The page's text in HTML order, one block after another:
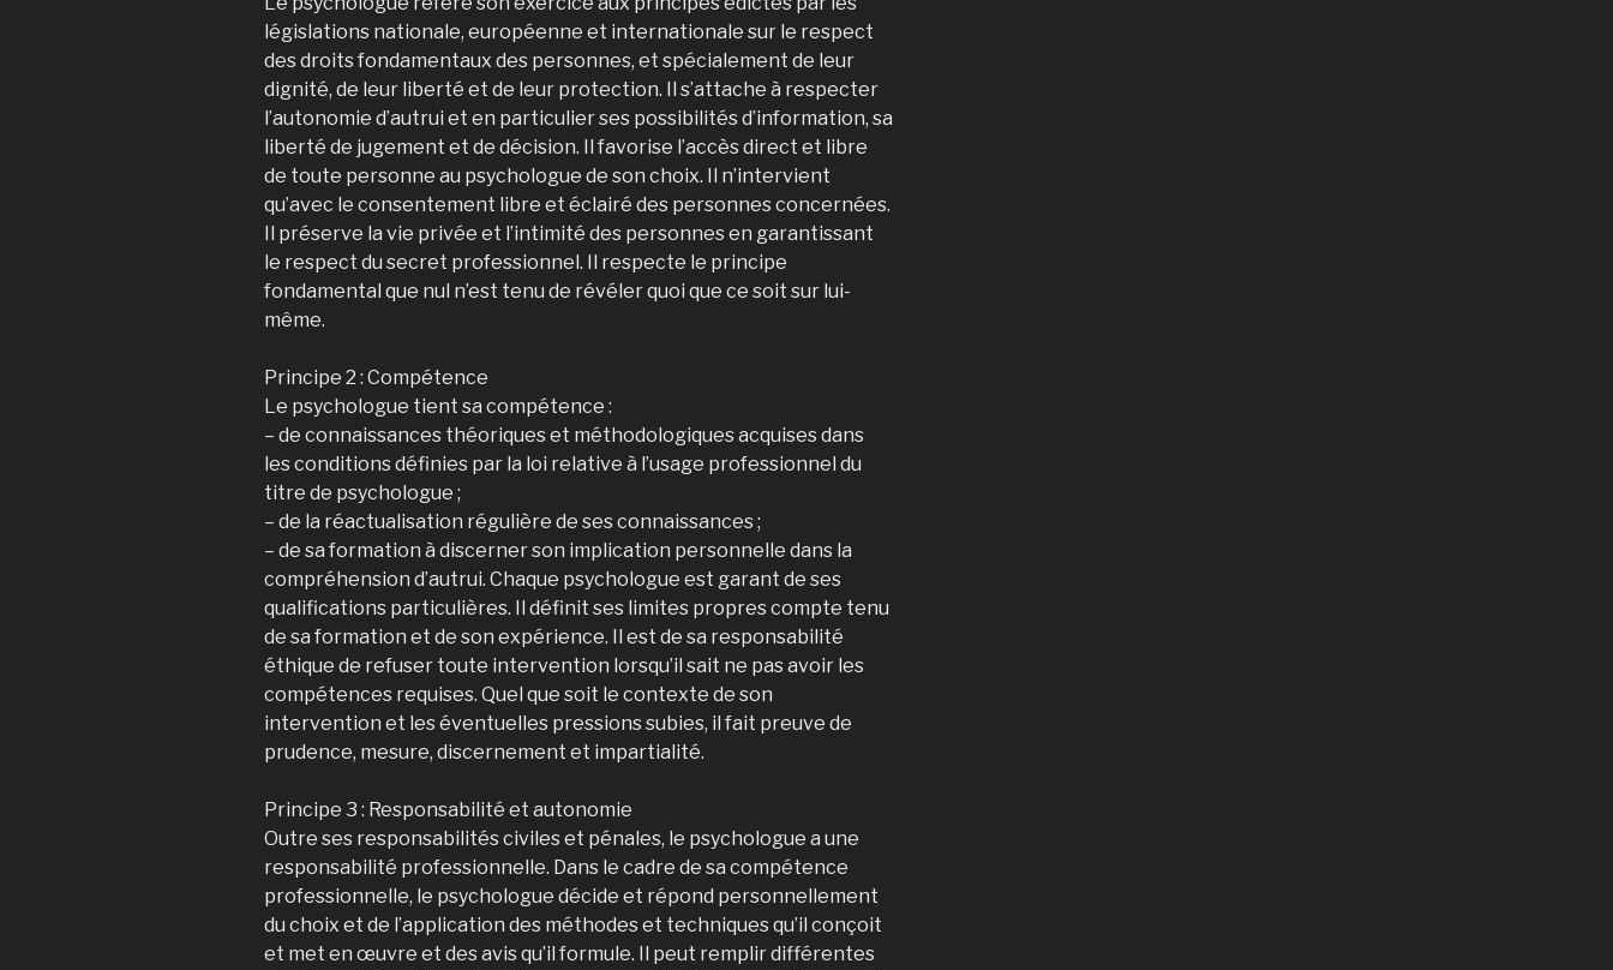
législations nationale, européenne et internationale sur le respect
des droits fondamentaux des personnes, et spécialement de leur
dignité, de leur liberté et de leur protection. Il s’attache à respecter
l’autonomie d’autrui et en particulier ses possibilités d’information, sa
liberté de jugement et de décision. Il favorise l’accès direct et libre
de toute personne au psychologue de son choix. Il n’intervient
qu’avec le consentement libre et éclairé des personnes concernées.
Il préserve la vie privée et l’intimité des personnes en garantissant
le respect du secret professionnel. Il respecte le principe
fondamental que nul n’est tenu de révéler quoi que ce soit sur lui-
même.
Principe 2 : Compétence
Le psychologue tient sa compétence :
– de connaissances théoriques et méthodologiques acquises dans
les conditions définies par la loi relative à l’usage professionnel du
titre de psychologue ;
– de la réactualisation régulière de ses connaissances ;
– de sa formation à discerner son implication personnelle dans la
compréhension d’autrui. Chaque psychologue est garant de ses
qualifications particulières. Il définit ses limites propres compte tenu
de sa formation et de son expérience. Il est de sa responsabilité
éthique de refuser toute intervention lorsqu’il sait ne pas avoir les
compétences requises. Quel que soit le contexte de son
intervention et les éventuelles pressions subies, il fait preuve de
prudence, mesure, discernement et impartialité.
Principe 3 : Responsabilité et autonomie
Outre ses responsabilités civiles et pénales, le psychologue a une
responsabilité professionnelle. Dans le cadre de sa compétence
professionnelle, le psychologue décide et répond personnellement
du choix et de l’application des méthodes et techniques qu’il conçoit
et met en œuvre et des avis qu’il formule. Il peut remplir différentes